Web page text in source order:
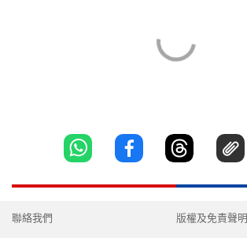
聯絡我們 版權及免責聲明